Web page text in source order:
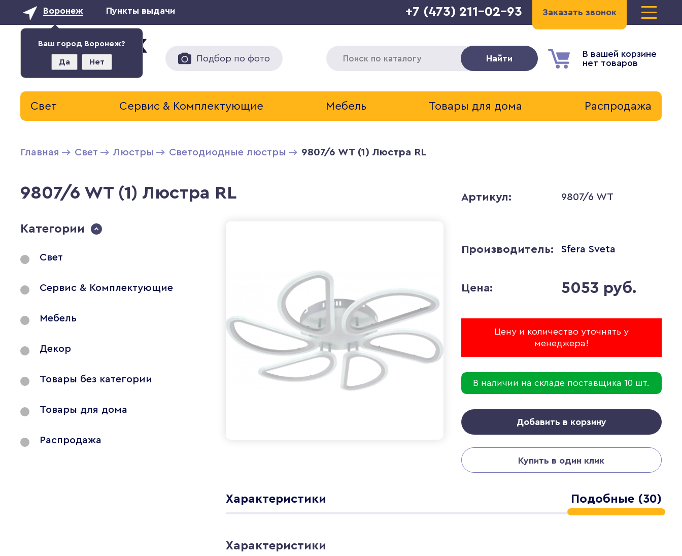
Воронеж
Ваш город Воронеж?
Да Нет
Пункты выдачи Заказать звонок
+7 (473) 211-02-93
Подбор по фото
В вашей корзине
нет товаров
Найти
Свет Сервис & Комплектующие Мебель Товары для дома Распродажа
Главная Свет Люстры Светодиодные люстры 9807/6 WT (1) Люстра RL
9807/6 WT (1) Люстра RL
Категории
Свет
Сервис & Комплектующие
Мебель
Декор
Товары без категории
Товары для дома
Распродажа
Артикул: 9807/6 WT
Производитель: Sfera Sveta
Цена: 5053 руб.
Цену и количество уточнять у
менеджера!
В наличии на складе поставщика 10 шт.
Добавить в корзину
Купить в один клик
Характеристики Подобные (30)
Характеристики